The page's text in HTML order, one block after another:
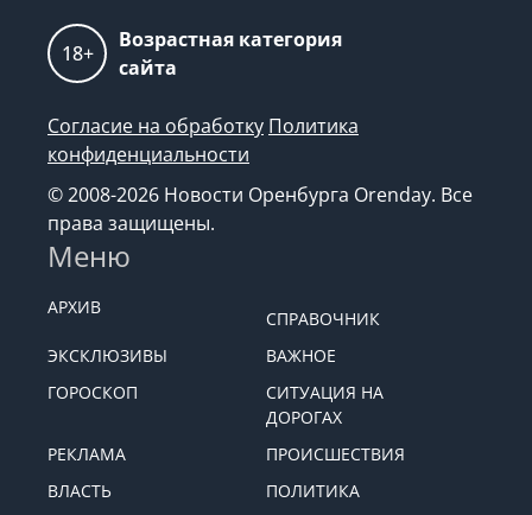
18+
Возрастная категория
сайта
Согласие на обработку Политика
конфиденциальности
© 2008-2026 Новости Оренбурга Orenday. Все
права защищены.
Меню
АРХИВ
СПРАВОЧНИК
ЭКСКЛЮЗИВЫ
ВАЖНОЕ
ГОРОСКОП
СИТУАЦИЯ НА
ДОРОГАХ
РЕКЛАМА
ПРОИСШЕСТВИЯ
ВЛАСТЬ
ПОЛИТИКА